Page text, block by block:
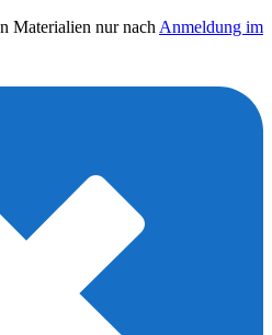
Materialien nur nach Anmeldung im